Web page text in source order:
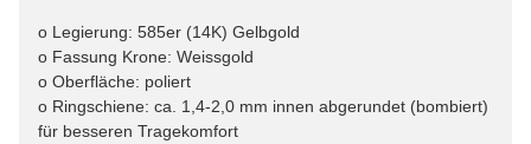
o Legierung: 585er (14K) Gelbgold
o Fassung Krone: Weissgold
o Oberfläche: poliert
o Ringschiene: ca. 1,4-2,0 mm innen abgerundet (bombiert)
für besseren Tragekomfort